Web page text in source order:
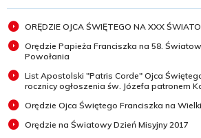
ORĘDZIE OJCA ŚWIĘTEGO NA XXX
Orędzie Papieża Franciszka na 58.
Powołania
List Apostolski "Patris Corde" Ojca
rocznicy ogłoszenia św. Józefa patronem
Orędzie Ojca Świętego Franciszka na
Orędzie na Światowy Dzień Misyjny 2017